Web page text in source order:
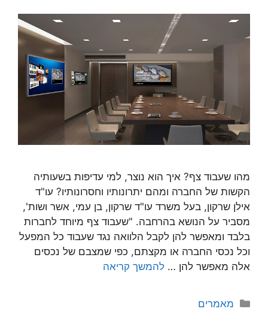
מהו שעבוד צף? איך הוא נוצר, למי עדיפות בשעותיה
הקשות של החברה ומהם יתרונותיו וחסרונותיו? עו"ד
אילן שרקון, בעל משרד עו"ד שרקון, בן עמי, אשר ושות',
מסביר על הנושא בהרחבה. "שעבוד צף מיוחד לחברות
בלבד ומאפשר להן לקבל הלוואה נגד שעבוד כל המפעל
וכל נכסי החברה או מקצתם, כפי שמצבם של נכסים
אלה מאפשר להן … להמשך קריאה
קטגוריות
מאמרים